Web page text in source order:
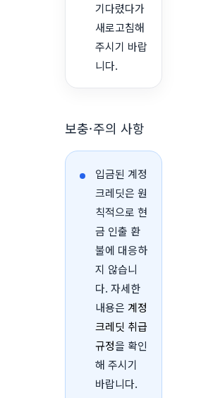
기다렸다가
새로고침해
주시기 바랍
니다.
보충·주의 사항
입금된 계정
크레딧은 원
칙적으로 현
금 인출 환
불에 대응하
지 않습니
다. 자세한
내용은계정
크레딧 취급
규정을 확인
해 주시기
바랍니다.